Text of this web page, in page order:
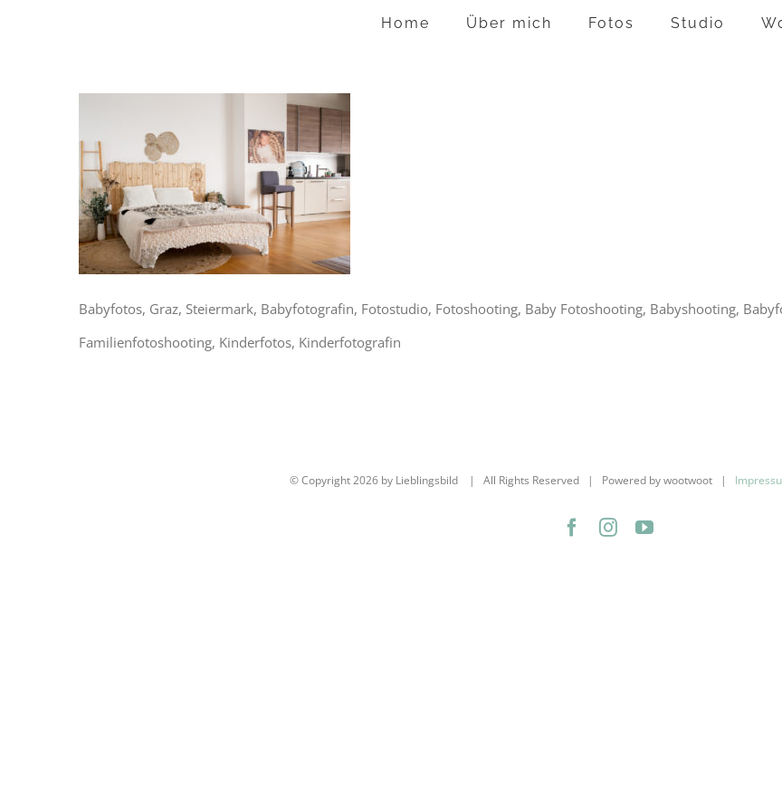
Home Über mich Fotos Studio
Babyfotos, Graz, Steiermark, Babyfotografin, Fotostudio, Fotoshooting, Baby Fotoshooting, Babyshooting,
Familienfotoshooting, Kinderfotos, Kinderfotografin
© Copyright2026 by Lieblingsbild | All Rights Reserved | Powered by wootwoot |
Facebook
InstagramYouTube